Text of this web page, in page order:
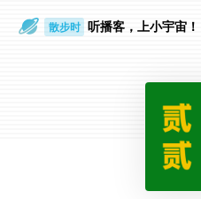
散步时 听播客，上小宇宙！